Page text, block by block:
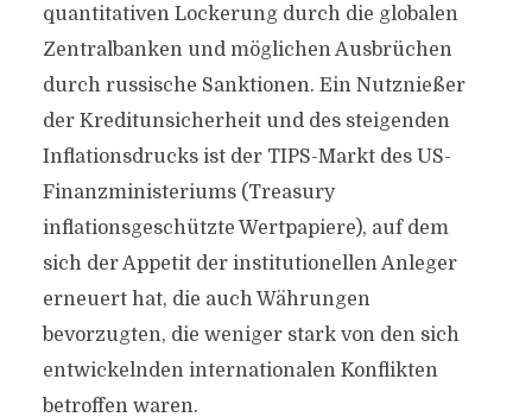
quantitativen Lockerung durch die globalen
Zentralbanken und möglichen Ausbrüchen
durch russische Sanktionen. Ein Nutznießer
der Kreditunsicherheit und des steigenden
Inflationsdrucks ist der TIPS-Markt des US-
Finanzministeriums (Treasury
inflationsgeschützte Wertpapiere), auf dem
sich der Appetit der institutionellen Anleger
erneuert hat, die auch Währungen
bevorzugten, die weniger stark von den sich
entwickelnden internationalen Konflikten
betroffen waren.